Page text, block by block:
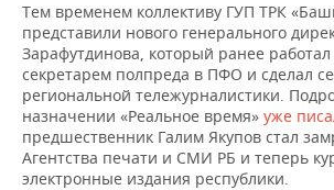
Тем временем коллективу ГУП ТРК
представили нового генерального
Зарафутдинова, который ранее работал
секретарем полпреда в ПФО и сделал
региональной тележурналистики.
назначении «Реальное время» уже
предшественник Галим Якупов стал
Агентства печати и СМИ РБ и теперь
электронные издания республики.